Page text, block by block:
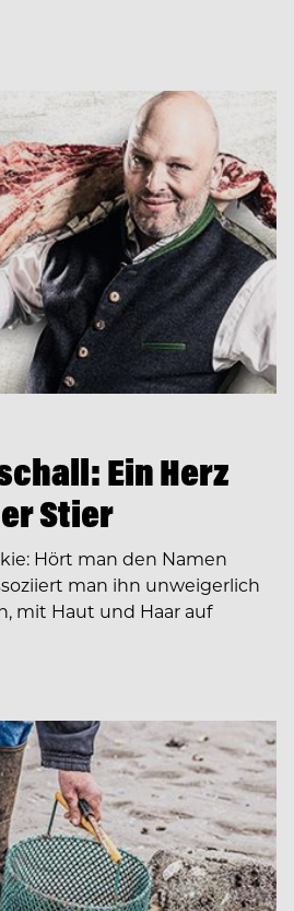
Ein Herz
Stier
Hört man den Namen
man ihn unweigerlich
mit Haut und Haar auf